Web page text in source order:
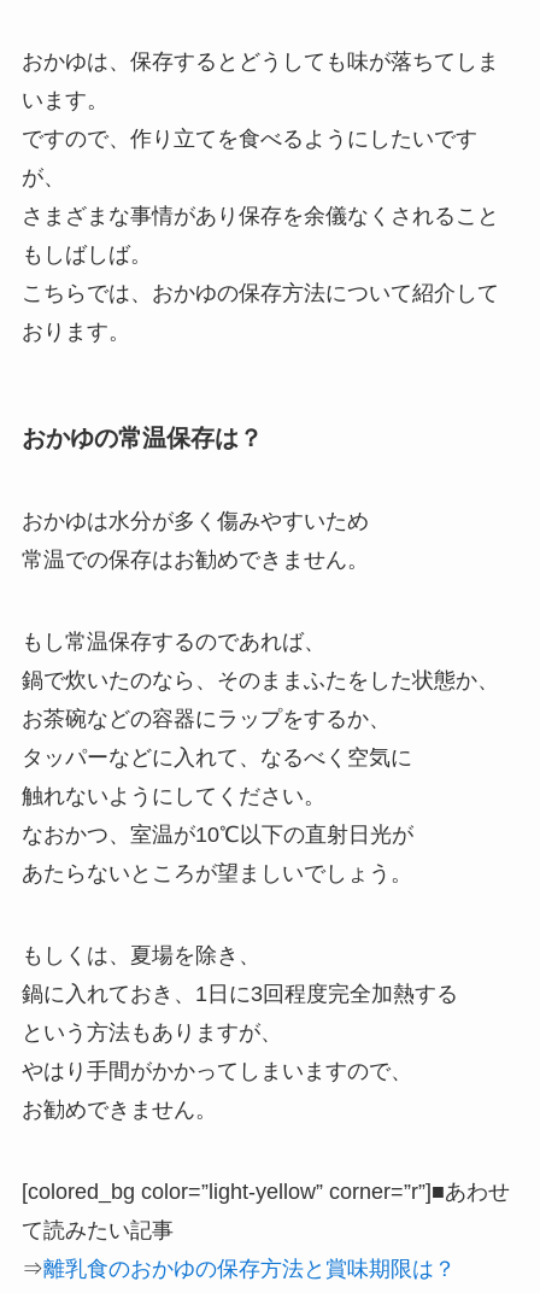
おかゆは、保存するとどうしても味が落ちてしま
います。
ですので、作り立てを食べるようにしたいです
が、
さまざまな事情があり保存を余儀なくされること
もしばしば。
こちらでは、おかゆの保存方法について紹介して
おります。
おかゆの常温保存は？
おかゆは水分が多く傷みやすいため
常温での保存はお勧めできません。
もし常温保存するのであれば、
鍋で炊いたのなら、そのままふたをした状態か、
お茶碗などの容器にラップをするか、
タッパーなどに入れて、なるべく空気に
触れないようにしてください。
なおかつ、室温が10℃以下の直射日光が
あたらないところが望ましいでしょう。
もしくは、夏場を除き、
鍋に入れておき、1日に3回程度完全加熱する
という方法もありますが、
やはり手間がかかってしまいますので、
お勧めできません。
[colored_bg color=”light‐yellow” corner=”r”]■あわせ
て読みたい記事
⇒離乳食のおかゆの保存方法と賞味期限は？